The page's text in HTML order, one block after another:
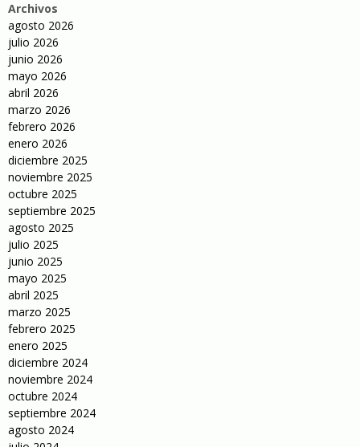
Archivos
agosto 2026
julio 2026
junio 2026
mayo 2026
abril 2026
marzo 2026
febrero 2026
enero 2026
diciembre 2025
noviembre 2025
octubre 2025
septiembre 2025
agosto 2025
julio 2025
junio 2025
mayo 2025
abril 2025
marzo 2025
febrero 2025
enero 2025
diciembre 2024
noviembre 2024
octubre 2024
septiembre 2024
agosto 2024